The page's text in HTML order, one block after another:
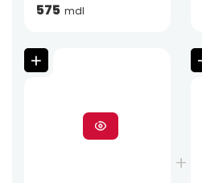
575 mdl